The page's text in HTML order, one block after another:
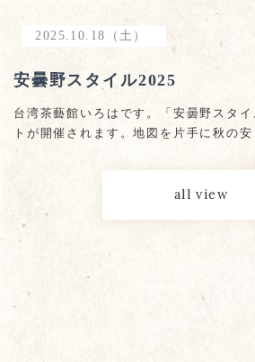
2025.10.18（土）
安曇野スタイル2025
台湾茶藝館いろはです。「安曇野スタ
トが開催されます。地図を片手に秋の安
all view